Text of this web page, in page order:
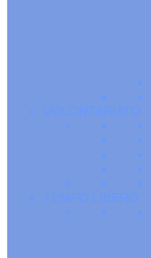
VOLONTARIATO
TEMPO LIBERO